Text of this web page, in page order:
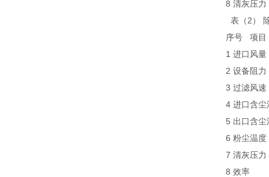
8 清灰
表（2）
序号 项
1 进口
2 设备
3 过滤
4 进口
5 出口
6 粉尘
7 清灰
8 效